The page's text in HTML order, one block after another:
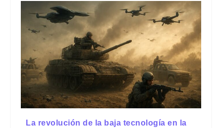
La revolución de la baja tecnología en la